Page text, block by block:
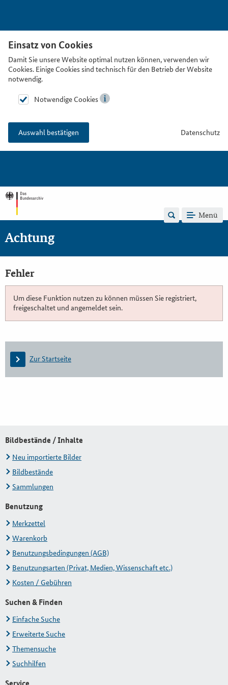
Einsatz von Cookies
Damit Sie unsere Website optimal nutzen können, verwenden wir
Cookies. Einige Cookies sind technisch für den Betrieb der Website
notwendig.
Notwendige Cookies
Auswahl bestätigen Datenschutz
Menü
Achtung
Fehler
Um diese Funktion nutzen zu können müssen Sie registriert,
freigeschaltet und angemeldet sein.
Zur Startseite
Bildbestände / Inhalte
Neu importierte Bilder
Bildbestände
Sammlungen
Benutzung
Merkzettel
Warenkorb
Benutzungsbedingungen (AGB)
Benutzungsarten (Privat, Medien, Wissenschaft etc.)
Kosten / Gebühren
Suchen & Finden
Einfache Suche
Erweiterte Suche
Themensuche
Suchhilfen